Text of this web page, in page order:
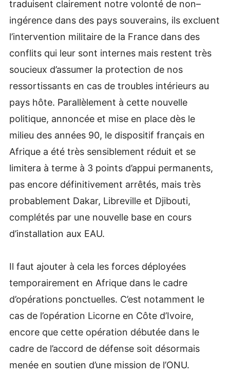
traduisent clairement notre volonté de non–
ingérence dans des pays souverains, ils excluent
l’intervention militaire de la France dans des
conflits qui leur sont internes mais restent très
soucieux d’assumer la protection de nos
ressortissants en cas de troubles intérieurs au
pays hôte. Parallèlement à cette nouvelle
politique, annoncée et mise en place dès le
milieu des années 90, le dispositif français en
Afrique a été très sensiblement réduit et se
limitera à terme à 3 points d’appui permanents,
pas encore définitivement arrêtés, mais très
probablement Dakar, Libreville et Djibouti,
complétés par une nouvelle base en cours
d’installation aux EAU.
Il faut ajouter à cela les forces déployées
temporairement en Afrique dans le cadre
d’opérations ponctuelles. C’est notamment le
cas de l’opération Licorne en Côte d’Ivoire,
encore que cette opération débutée dans le
cadre de l’accord de défense soit désormais
menée en soutien d’une mission de l’ONU.